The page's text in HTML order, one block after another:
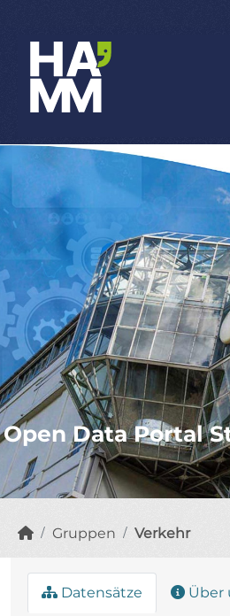
Open Data Portal
Gruppen Verkehr
Datensätze Über